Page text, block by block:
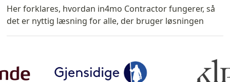
Her forklares, hvordan in4mo Contractor fungerer, så
det er nyttig læsning for alle, der bruger løsningen